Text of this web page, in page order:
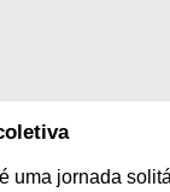
uma jornada